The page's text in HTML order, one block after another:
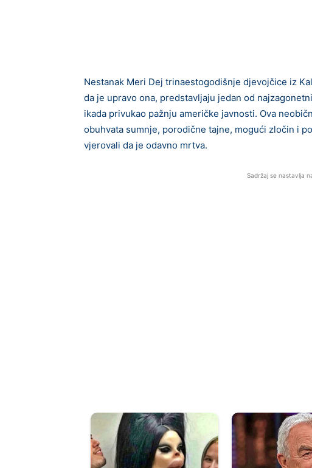
Nestanak Meri Dej trinaestogodišnje djevojčice iz
da je upravo ona, predstavljaju jedan od
ikada privukao pažnju američke javnosti. Ova
obuhvata sumnje, porodične tajne, mogući zločin i
vjerovali da je odavno mrtva.
Sadržaj se nastavlja